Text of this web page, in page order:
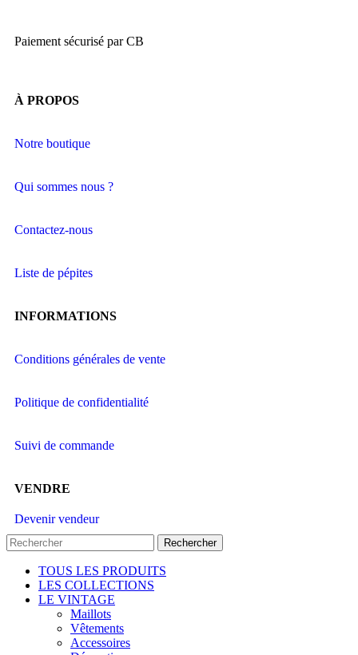
Paiement sécurisé par CB
À PROPOS
Notre boutique
Qui sommes nous ?
Contactez-nous
Liste de pépites
INFORMATIONS
Conditions générales de vente
Politique de confidentialité
Suivi de commande
VENDRE
Devenir vendeur
Rechercher
TOUS LES PRODUITS
LES COLLECTIONS
LE VINTAGE
Maillots
Vêtements
Accessoires